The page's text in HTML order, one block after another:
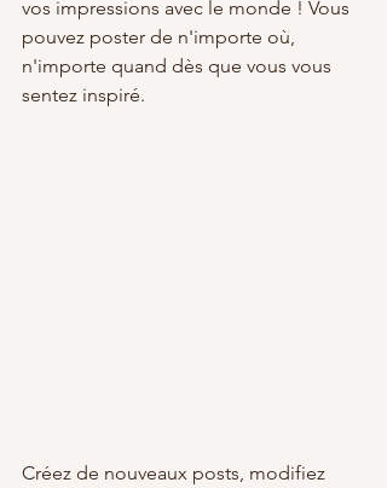
vos impressions avec le monde ! Vous
pouvez poster de n'importe où,
n'importe quand dès que vous vous
sentez inspiré.
Créez de nouveaux posts, modifiez